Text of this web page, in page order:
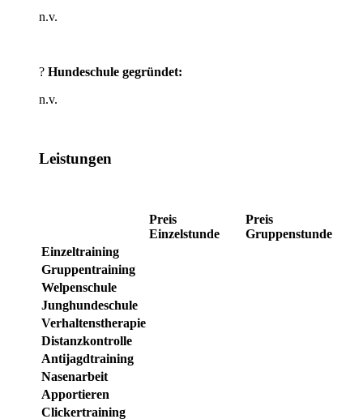
n.v.
? Hundeschule gegründet:
n.v.
Leistungen
Preis
Einzelstunde
Preis
Gruppenstunde
Einzeltraining
Gruppentraining
Welpenschule
Junghundeschule
Verhaltenstherapie
Distanzkontrolle
Antijagdtraining
Nasenarbeit
Apportieren
Clickertraining